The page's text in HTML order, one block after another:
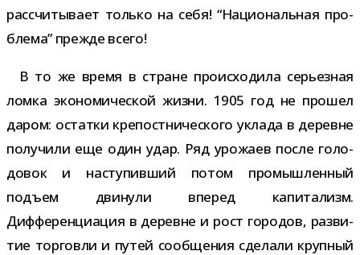
рас­счи­ты­вает только на себя! “Национальная про­
блема” прежде всего!
В то же время в стране про­ис­хо­дила серьез­ная
ломка эко­но­ми­че­ской жизни. 1905 год не про­шел
даром: остатки кре­пост­ни­че­ского уклада в деревне
полу­чили еще один удар. Ряд уро­жаев после голо­
до­вок и насту­пив­ший потом про­мыш­лен­ный
подъем дви­нули впе­ред капи­та­лизм.
Дифференциация в деревне и рост горо­дов, раз­ви­
тие тор­говли и путей сооб­ще­ния сде­лали круп­ный